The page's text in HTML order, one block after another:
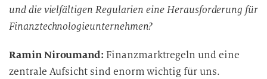
und die vielfältigen Regularien eine Herausforderung für
Finanztechnologieunternehmen?
Ramin Niroumand: Finanzmarktregeln und eine
zentrale Aufsicht sind enorm wichtig für uns.